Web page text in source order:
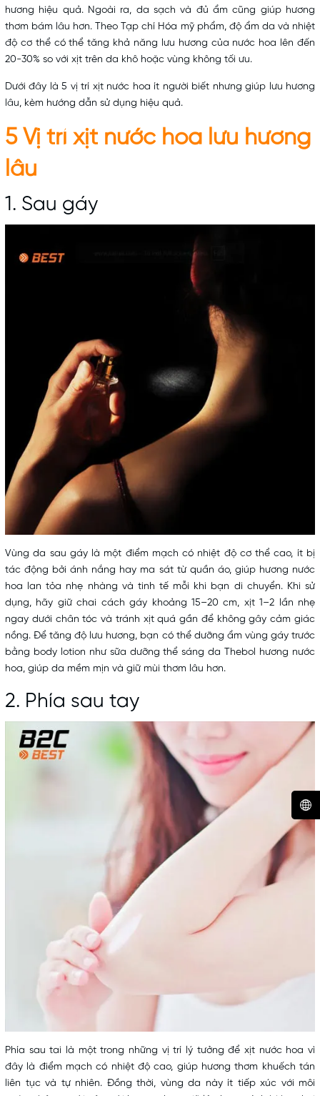
hương hiệu quả. Ngoài ra, da sạch và đủ ẩm cũng giúp hương
thơm bám lâu hơn. Theo Tạp chí Hóa mỹ phẩm, độ ẩm da và nhiệt
độ cơ thể có thể tăng khả năng lưu hương của nước hoa lên đến
20-30% so với xịt trên da khô hoặc vùng không tối ưu.
Dưới đây là 5 vị trí xịt nước hoa ít người biết nhưng giúp lưu hương
lâu, kèm hướng dẫn sử dụng hiệu quả.
5 Vị trí xịt nước hoa lưu hương
lâu
1. Sau gáy
Vùng da sau gáy là một điểm mạch có nhiệt độ cơ thể cao, ít bị
tác động bởi ánh nắng hay ma sát từ quần áo, giúp hương nước
hoa lan tỏa nhẹ nhàng và tinh tế mỗi khi bạn di chuyển. Khi sử
dụng, hãy giữ chai cách gáy khoảng 15–20 cm, xịt 1–2 lần nhẹ
ngay dưới chân tóc và tránh xịt quá gần để không gây cảm giác
nồng. Để tăng độ lưu hương, bạn có thể dưỡng ẩm vùng gáy trước
bằng body lotion như sữa dưỡng thể sáng da Thebol hương nước
hoa, giúp da mềm mịn và giữ mùi thơm lâu hơn.
2. Phía sau tay
Phía sau tai là một trong những vị trí lý tưởng để xịt nước hoa vì
đây là điểm mạch có nhiệt độ cao, giúp hương thơm khuếch tán
liên tục và tự nhiên. Đồng thời, vùng da này ít tiếp xúc với môi